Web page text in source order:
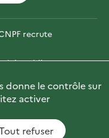
recrute
publics
in English
donne le contrôle sur
activer
refuser